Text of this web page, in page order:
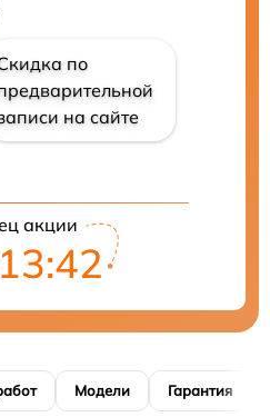
по
на сайте
акции
Модели Гарантия